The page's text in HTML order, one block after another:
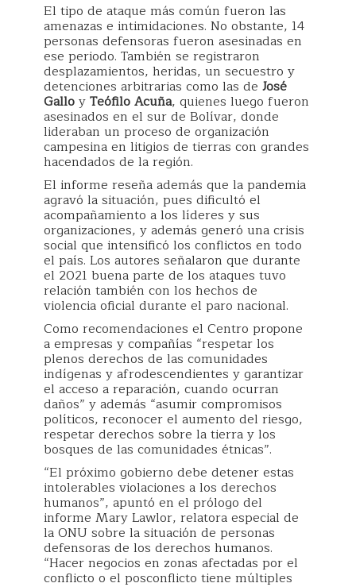
El tipo de ataque más común fueron las
amenazas e intimidaciones. No obstante, 14
personas defensoras fueron asesinadas en
ese periodo. También se registraron
desplazamientos, heridas, un secuestro y
detenciones arbitrarias como las de José
GalloyTeófilo Acuña, quienes luego fueron
asesinados en el sur de Bolívar, donde
lideraban un proceso de organización
campesina en litigios de tierras con grandes
hacendados de la región.
El informe reseña además que la pandemia
agravó la situación, pues dificultó el
acompañamiento a los líderes y sus
organizaciones, y además generó una crisis
social que intensificó los conflictos en todo
el país. Los autores señalaron que durante
el 2021 buena parte de los ataques tuvo
relación también con los hechos de
violencia oficial durante el paro nacional.
Como recomendaciones el Centro propone
a empresas y compañías “respetar los
plenos derechos de las comunidades
indígenas y afrodescendientes y garantizar
el acceso a reparación, cuando ocurran
daños” y además “asumir compromisos
políticos, reconocer el aumento del riesgo,
respetar derechos sobre la tierra y los
bosques de las comunidades étnicas”.
“El próximo gobierno debe detener estas
intolerables violaciones a los derechos
humanos”, apuntó en el prólogo del
informe Mary Lawlor, relatora especial de
la ONU sobre la situación de personas
defensoras de los derechos humanos.
“Hacer negocios en zonas afectadas por el
conflicto o el posconflicto tiene múltiples